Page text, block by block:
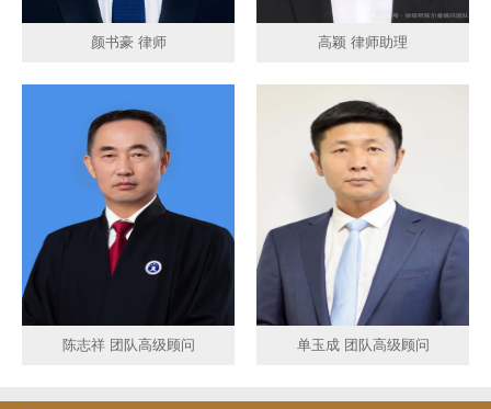
颜书豪 律师 高颖 律师助理
陈志祥 团队高级顾问 单玉成 团队高级顾问